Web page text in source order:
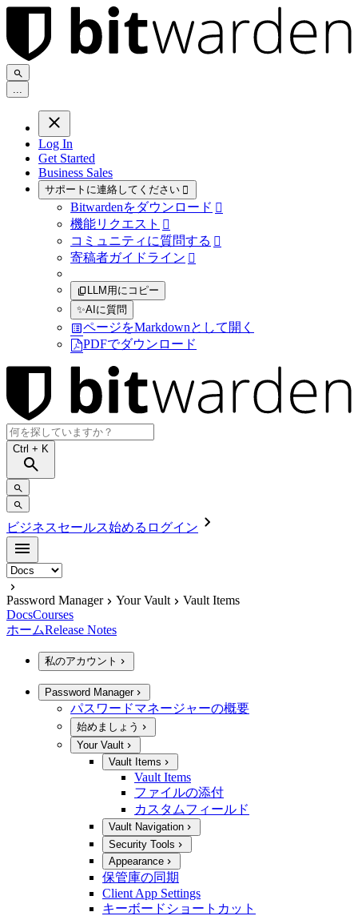
...
Log In
Get Started
Business Sales
サポートに連絡してください 
Bitwardenをダウンロード 
機能リクエスト 
コミュニティに質問する 
寄稿者ガイドライン 
LLM用にコピー
✨AIに質問
ページをMarkdownとして開く
PDFでダウンロード
Ctrl + K
ビジネスセールス始める ログイン
Password Manager Your Vault
Vault Items
DocsCourses
ホームRelease Notes
私のアカウント
Password Manager
パスワードマネージャーの概要
始めましょう
Your Vault
Vault Items
Vault Items
ファイルの添付
カスタムフィールド
Vault Navigation
Security Tools
Appearance
保管庫の同期
Client App Settings
キーボードショートカット